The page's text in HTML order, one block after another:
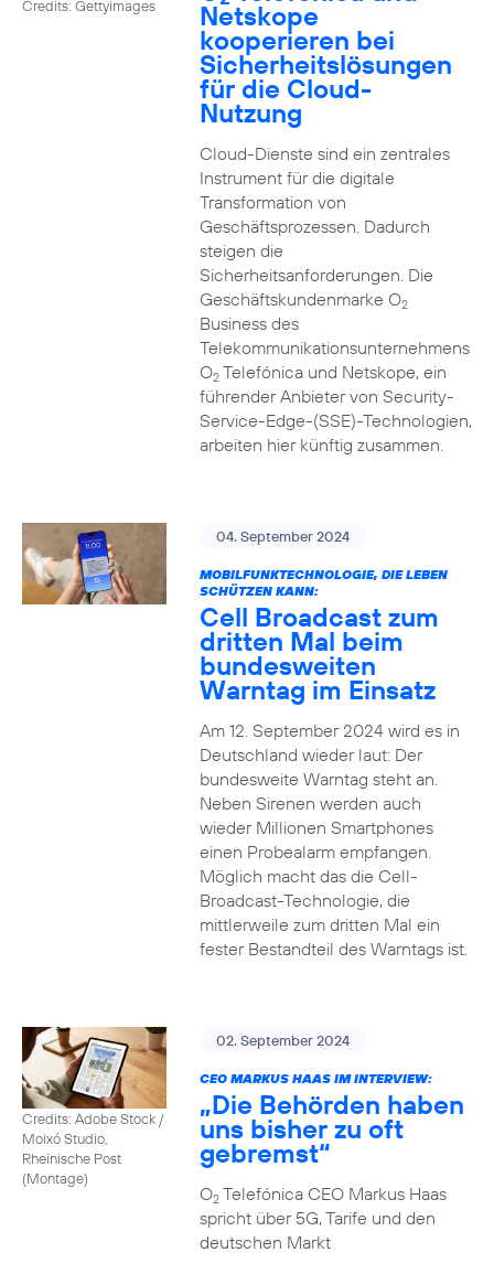
Credits: Gettyimages Netskope
kooperieren bei
Sicherheitslösungen
für die Cloud-
Nutzung
Cloud-Dienste sind ein zentrales
Instrument für die digitale
Transformation von
Geschäftsprozessen. Dadurch
steigen die
Sicherheitsanforderungen. Die
Geschäftskundenmarke O2
Business des
Telekommunikationsunternehmens
O2Telefónica und Netskope, ein
führender Anbieter von Security-
Service-Edge-(SSE)-Technologien,
arbeiten hier künftig zusammen.
04. September 2024
MOBILFUNKTECHNOLOGIE, DIE LEBEN
SCHÜTZEN KANN:
Cell Broadcast zum
dritten Mal beim
bundesweiten
Warntag im Einsatz
Am 12. September 2024 wird es in
Deutschland wieder laut: Der
bundesweite Warntag steht an.
Neben Sirenen werden auch
wieder Millionen Smartphones
einen Probealarm empfangen.
Möglich macht das die Cell-
Broadcast-Technologie, die
mittlerweile zum dritten Mal ein
fester Bestandteil des Warntags ist.
Credits: Adobe Stock /
Moixó Studio,
Rheinische Post
(Montage)
02. September 2024
CEO MARKUS HAAS IM INTERVIEW:
„Die Behörden haben
uns bisher zu oft
gebremst“
O2Telefónica CEO Markus Haas
spricht über 5G, Tarife und den
deutschen Markt